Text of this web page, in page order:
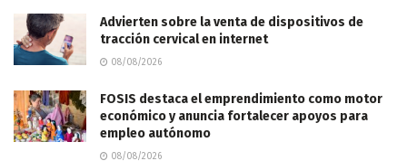
Advierten sobre la venta de dispositivos de
tracción cervical en internet
08/08/2026
FOSIS destaca el emprendimiento como motor
económico y anuncia fortalecer apoyos para
empleo autónomo
08/08/2026